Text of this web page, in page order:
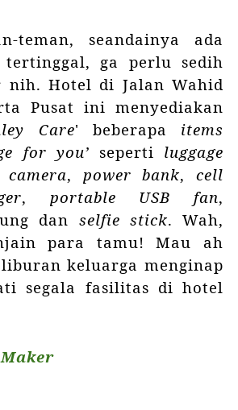
teman, seandainya ada
tertinggal, ga perlu sedih
nih. Hotel di Jalan Wahid
Pusat ini menyediakan
Care' beberapa items
for you’ seperti luggage
, power bank,cell
, portable USB fan,
dan selfie stick. Wah,
para tamu! Mau ah
keluarga menginap
segala fasilitas di hotel